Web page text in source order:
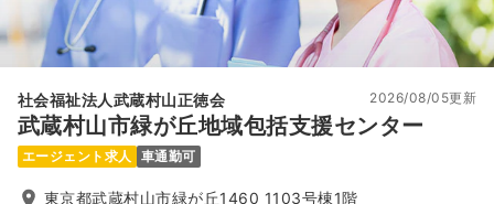
社会福祉法人武蔵村山正徳会
武蔵村山市緑が丘地域包括支援センター
2026/08/05更新
エージェント求人 車通勤可
東京都武蔵村山市緑が丘1460 1103号棟1階